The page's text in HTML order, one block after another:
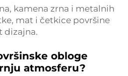
kamena zrna i metalnih
mat i četkice površine
dizajna.
obloge
atmosferu?